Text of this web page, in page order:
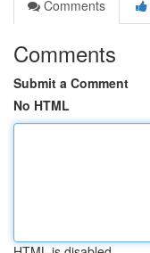
Comments
Comments
Submit a Comment
No HTML